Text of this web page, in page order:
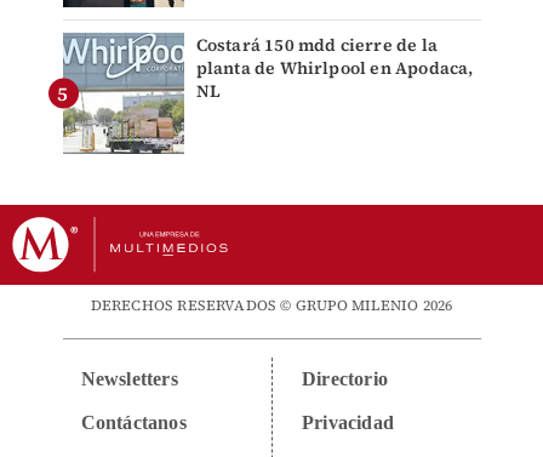
Costará 150 mdd cierre de la
planta de Whirlpool en Apodaca,
NL
DERECHOS RESERVADOS © GRUPO MILENIO 2026
Newsletters
Contáctanos
Directorio
Privacidad